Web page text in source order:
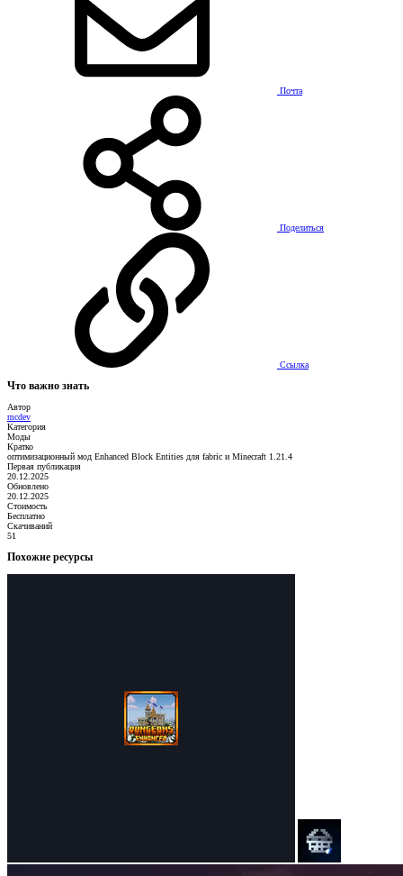
Почта
Поделиться
Ссылка
Что важно знать
Автор
mcdev
Категория
Моды
Кратко
оптимизационный мод Enhanced Block Entities для fabric и Minecraft 1.21.4
Первая публикация
20.12.2025
Обновлено
20.12.2025
Стоимость
Бесплатно
Скачиваний
51
Похожие ресурсы